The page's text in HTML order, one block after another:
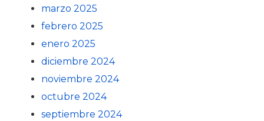
marzo 2025
febrero 2025
enero 2025
diciembre 2024
noviembre 2024
octubre 2024
septiembre 2024